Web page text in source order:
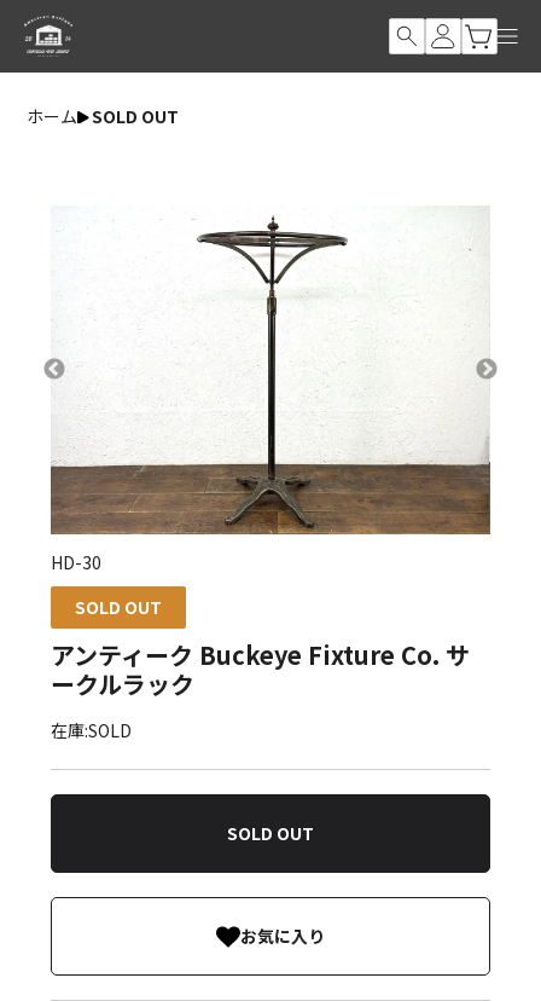
ホーム SOLD OUT
HD-30
SOLD OUT
アンティーク Buckeye Fixture Co. サ
ークルラック
在庫:SOLD
SOLD OUT
お気に入り